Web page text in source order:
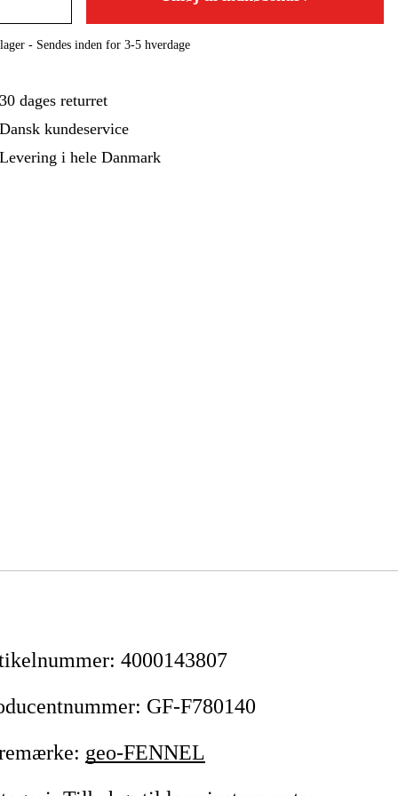
- Sendes inden for 3-5 hverdage
30 dages returret
Dansk kundeservice
Levering i hele Danmark
: 4000143807
: GF-F780140
: geo-FENNEL